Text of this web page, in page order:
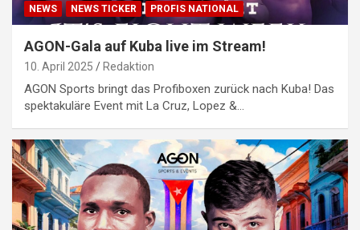
NEWS NEWS TICKER PROFIS NATIONAL
AGON-Gala auf Kuba live im Stream!
10. April 2025 Redaktion
AGON Sports bringt das Profiboxen zurück nach Kuba! Das
spektakuläre Event mit La Cruz, Lopez &…